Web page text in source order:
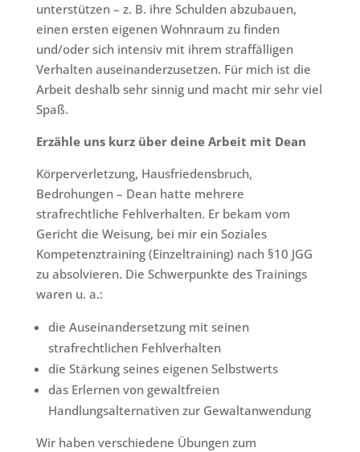
unterstützen – z. B. ihre Schulden abzubauen,
einen ersten eigenen Wohnraum zu finden
und/oder sich intensiv mit ihrem straffälligen
Verhalten auseinanderzusetzen. Für mich ist die
Arbeit deshalb sehr sinnig und macht mir sehr viel
Spaß.
Erzähle uns kurz über deine Arbeit mit Dean
Körperverletzung, Hausfriedensbruch,
Bedrohungen – Dean hatte mehrere
strafrechtliche Fehlverhalten. Er bekam vom
Gericht die Weisung, bei mir ein Soziales
Kompetenztraining (Einzeltraining) nach §10 JGG
zu absolvieren. Die Schwerpunkte des Trainings
waren u. a.:
die Auseinandersetzung mit seinen
strafrechtlichen Fehlverhalten
die Stärkung seines eigenen Selbstwerts
das Erlernen von gewaltfreien
Handlungsalternativen zur Gewaltanwendung
Wir haben verschiedene Übungen zum